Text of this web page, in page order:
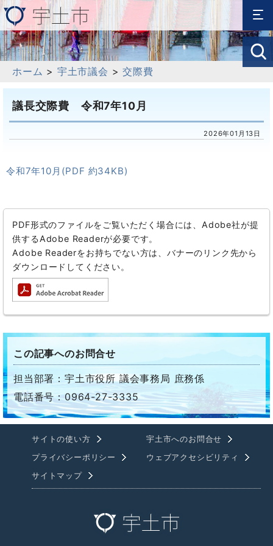
ホーム > 宇土市議会 >交際費
議長交際費 令和7年10月
2026年01月13日
令和7年10月(PDF 約34KB)
PDF形式のファイルをご覧いただく場合には、Adobe社が提
供するAdobe Readerが必要です。
Adobe Readerをお持ちでない方は、バナーのリンク先から
ダウンロードしてください。
この記事へのお問合せ
担当部署：宇土市役所 議会事務局 庶務係
電話番号：0964-27-3335
サイトの使い方
宇土市へのお問合せ
プライバシーポリシー
ウェブアクセシビリティ
サイトマップ